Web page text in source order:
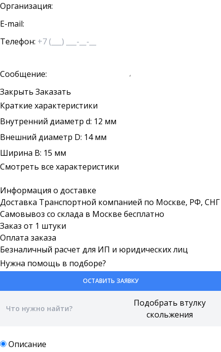
Организация:
E-mail:
Телефон:
Сообщение:
Закрыть Заказать
Краткие характеристики
Внутренний диаметр d: 12 мм
Внешний диаметр D: 14 мм
Ширина B: 15 мм
Смотреть все характеристики
Информация о доставке
Доставка Транспортной компанией по Москве, РФ, СНГ
Самовывоз со склада в Москве бесплатно
Заказ от 1 штуки
Оплата заказа
Безналичный расчет для ИП и юридических лиц
Нужна помощь в подборе?
ОСТАВИТЬ ЗАЯВКУ
Описание